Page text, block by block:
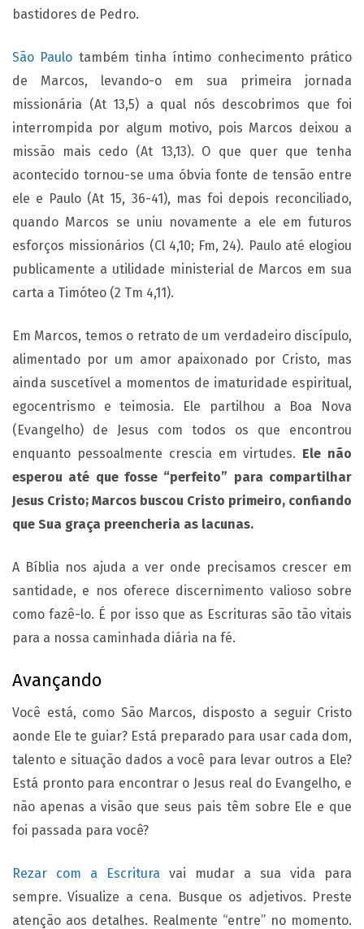
bastidores de Pedro.
São Paulo também tinha íntimo conhecimento prático
de Marcos, levando-o em sua primeira jornada
missionária (At 13,5) a qual nós descobrimos que foi
interrompida por algum motivo, pois Marcos deixou a
missão mais cedo (At 13,13). O que quer que tenha
acontecido tornou-se uma óbvia fonte de tensão entre
ele e Paulo (At 15, 36-41), mas foi depois reconciliado,
quando Marcos se uniu novamente a ele em futuros
esforços missionários (Cl 4,10; Fm, 24). Paulo até elogiou
publicamente a utilidade ministerial de Marcos em sua
carta a Timóteo (2 Tm 4,11).
Em Marcos, temos o retrato de um verdadeiro discípulo,
alimentado por um amor apaixonado por Cristo, mas
ainda suscetível a momentos de imaturidade espiritual,
egocentrismo e teimosia. Ele partilhou a Boa Nova
(Evangelho) de Jesus com todos os que encontrou
enquanto pessoalmente crescia em virtudes. Ele não
esperou até que fosse “perfeito” para compartilhar
Jesus Cristo; Marcos buscou Cristo primeiro, confiando
que Sua graça preencheria as lacunas.
A Bíblia nos ajuda a ver onde precisamos crescer em
santidade, e nos oferece discernimento valioso sobre
como fazê-lo. É por isso que as Escrituras são tão vitais
para a nossa caminhada diária na fé.
Avançando
Você está, como São Marcos, disposto a seguir Cristo
aonde Ele te guiar? Está preparado para usar cada dom,
talento e situação dados a você para levar outros a Ele?
Está pronto para encontrar o Jesus real do Evangelho, e
não apenas a visão que seus pais têm sobre Ele e que
foi passada para você?
Rezar com a Escritura vai mudar a sua vida para
sempre. Visualize a cena. Busque os adjetivos. Preste
atenção aos detalhes. Realmente “entre” no momento.